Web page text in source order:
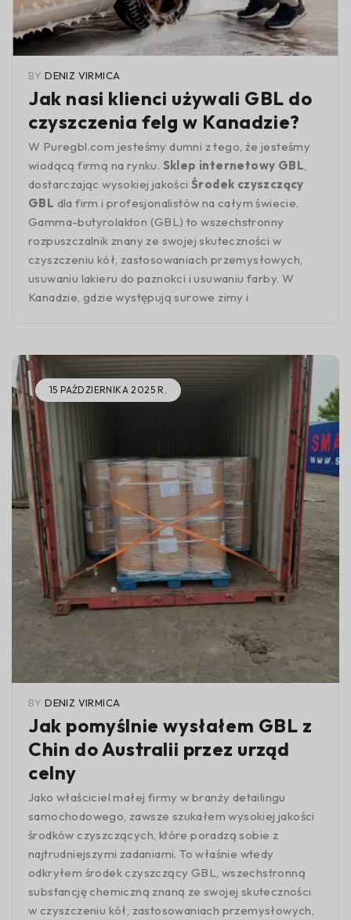
BY DENIZ VIRMICA
Jak nasi klienci używali GBL do
czyszczenia felg w Kanadzie?
W Puregbl.com jesteśmy dumni z tego, że jesteśmy
wiodącą firmą na rynku. Sklep internetowy GBL
dostarczając wysokiej jakości Środek czyszczący
GBL dla firm i profesjonalistów na całym świecie.
Gamma-butyrolakton (GBL) to wszechstronny
rozpuszczalnik znany ze swojej skuteczności w
czyszczeniu kół, zastosowaniach przemysłowych,
usuwaniu lakieru do paznokci i usuwaniu farby. W
Kanadzie, gdzie występują surowe zimy i
15 PAŹDZIERNIKA 2025 R.
BY DENIZ VIRMICA
Jak pomyślnie wysłałem GBL z
Chin do Australii przez urząd
celny
Jako właściciel małej firmy w branży detailingu
samochodowego, zawsze szukałem wysokiej jakości
środków czyszczących, które poradzą sobie z
najtrudniejszymi zadaniami. To właśnie wtedy
odkryłem środek czyszczący GBL, wszechstronną
substancję chemiczną znaną ze swojej skuteczności
w czyszczeniu kół, zastosowaniach przemysłowych,